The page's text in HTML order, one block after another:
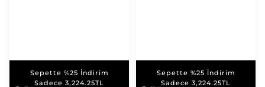
Sepette %25 İndirim
Sadece 3,224.25TL
Sepette %25 İndirim
Sadece 3,224.25TL
Sepette %25 İndirim
Sadece 3,224.25TL
Sepette %25 İndirim
Sadece 3,224.25TL